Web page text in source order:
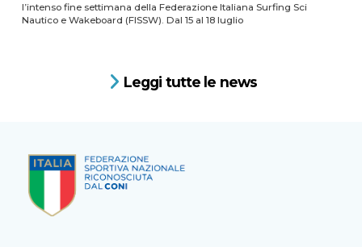
l’intenso fine settimana della Federazione Italiana Surfing Sci
Nautico e Wakeboard (FISSW). Dal 15 al 18 luglio
Leggi tutte le news